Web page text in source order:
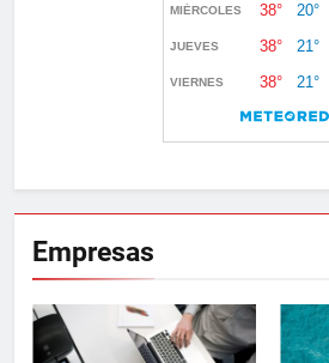
Empresas